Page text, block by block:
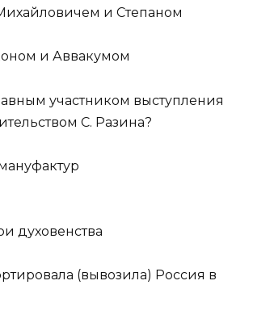
и Степаном
и Аввакумом
участником выступления
С. Разина?
духовенства
(вывозила) Россия в